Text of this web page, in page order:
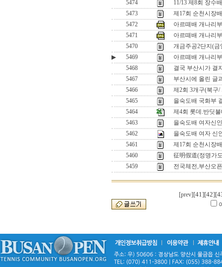
5474
11/13 제8회 장수
5473
제17회 순천시장
5472
아르떼배 개나리
5471
아르떼배 개나리
5470
개금주공2단지(
▶
5469
아르떼배 개나리
5468
결국 부산시가 결
5467
부산시에 올린 글
5466
제2회 3개구(북구
5465
을숙도배 국화부
5464
제4회 롯데.반딧
5463
을숙도배 여자신
5462
을숙도배 여자 신
5461
제17회 순천시장
5460
征明假道(정명가
5459
전국체전,부산오
[prev] [41][42]